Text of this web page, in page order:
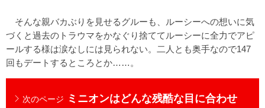
そんな親バカぶりを見せるグルーも、ルーシーへの想いに気
づくと過去のトラウマをかなぐり捨ててルーシーに全力でアピ
ールする様は涙なしには見られない。二人とも奥手なので147
回もデートするところとか……。
次のページ
ミニオンはどんな残酷な目に合わせ